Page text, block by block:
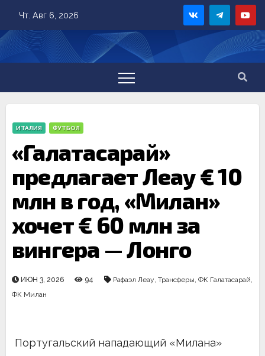
content
Чт. Авг 6, 2026
ИТАЛИЯ ФУТБОЛ
«Галатасарай»
предлагает Леау € 10
млн в год, «Милан»
хочет € 60 млн за
вингера — Лонго
ИЮН 3, 2026 94 Рафаэл Леау, Трансферы, ФК Галатасарай,
ФК Милан
Португальский нападающий «Милана»